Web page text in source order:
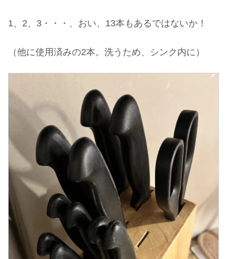
1、2、3・・・、おい、13本もあるではないか！
（他に使用済みの2本。洗うため、シンク内に）